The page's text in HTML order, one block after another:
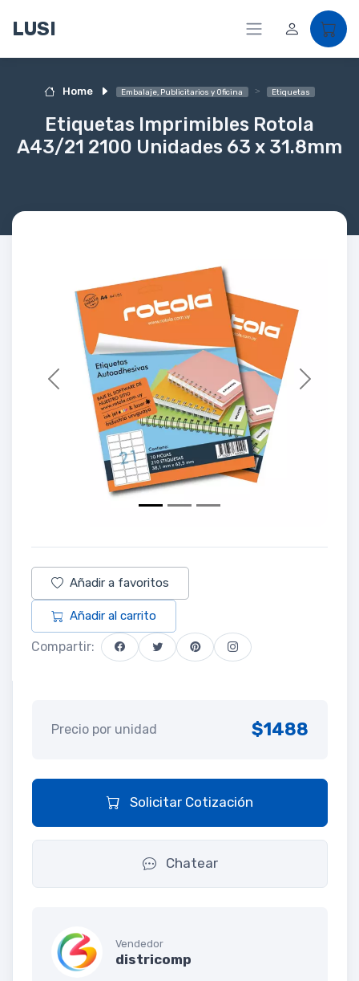
LUSI
Home Embalaje, Publicitarios y Oficina Etiquetas
Etiquetas Imprimibles Rotola
A43/21 2100 Unidades 63 x 31.8mm
Previous Next
Añadir a favoritos
Añadir al carrito
Compartir:
Precio por unidad $1488
Solicitar Cotización
Chatear
Vendedor
districomp